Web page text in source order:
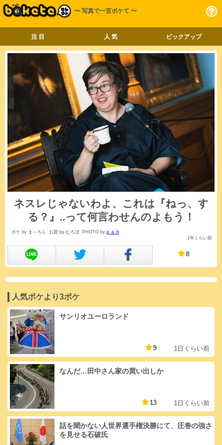
〜 写真で一言ボケて 〜
注 目 人 気 ピックアップ
ネスレじゃないわよ、これは『ねっ、す
る？』..って何言わせんのよもう！
ボケ by ま～ろん お題 by むろぼ PHOTO by p_a_h
1年くらい前
8
人気ボケより3ボケ
サンリオユーロランド
9 1日くらい前
なんだ…田中さん家の買い出しか
13 1日くらい前
話を聞かない人世界選手権決勝にて、圧巻の強さ
を見せる石破氏